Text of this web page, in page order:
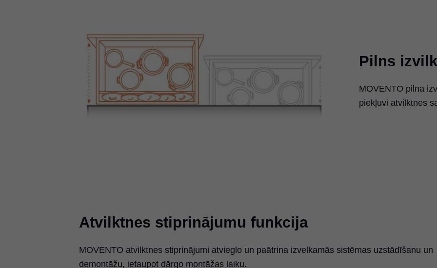
Pilns
MOVENTO pilna
piekļuvi atvilktnes
Atvilktnes stiprinājumu funkcija
MOVENTO atvilktnes stiprinājumi atvieglo un paātrina izvelkamās sistēmas uzstādīšanu un
demontāžu, ietaupot dārgo montāžas laiku.